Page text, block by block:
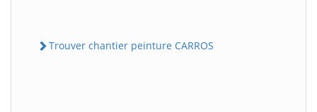
Trouver chantier peinture CARROS